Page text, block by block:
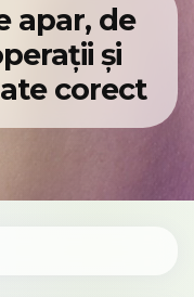
apar, de
și
corect